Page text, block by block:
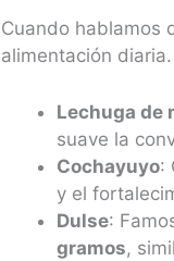
Cuando hablamos
alimentación
Lechuga de
suave la
Cochayuyo:
y el
Dulse:
gramos,